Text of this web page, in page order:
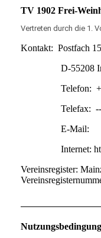
TV 1902 Frei-
Vertreten durch die 1.
Kontakt: Postfach
D-55208
Telefon:
Telefax: --
E-Mail:
Internet: http://
Vereinsregister: